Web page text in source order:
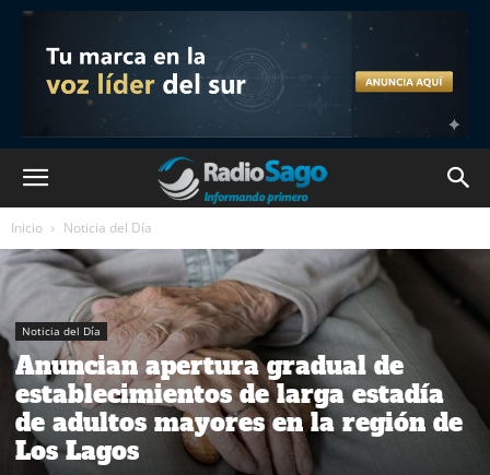
Inicio Noticia del Día
Noticia del Día
Anuncian apertura gradual de
establecimientos de larga estadía
de adultos mayores en la región de
Los Lagos